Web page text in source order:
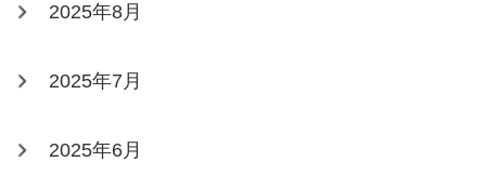
2025年8月
2025年7月
2025年6月